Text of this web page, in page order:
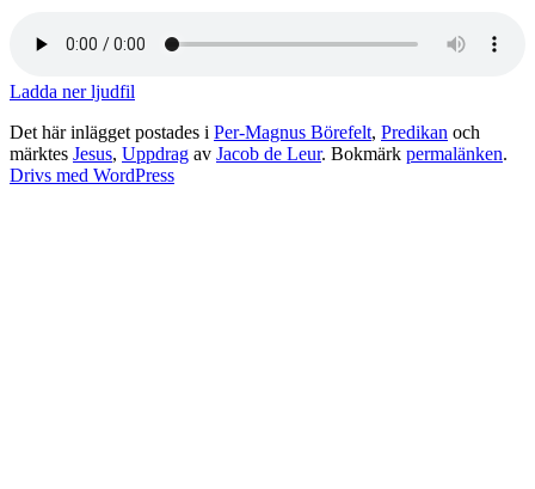
Ladda ner ljudfil
Det här inlägget postades i Per-Magnus Börefelt, Predikan och
märktes Jesus, Uppdrag av Jacob de Leur. Bokmärk permalänken.
Drivs med WordPress